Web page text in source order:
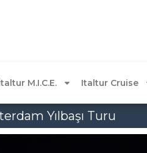
M.I.C.E. Italtur Cruise
Yılbaşı Turu